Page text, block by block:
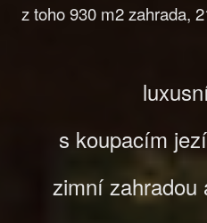
z toho 930 m2 zahrada,
s koupacím
zimní zahradou